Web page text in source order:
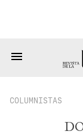
COLUMNISTAS